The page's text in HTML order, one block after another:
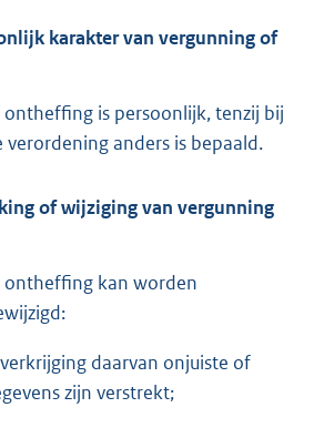
karakter van vergunning of
is persoonlijk, tenzij bij
verordening anders is bepaald.
of wijziging van vergunning
ontheffing kan worden
daarvan onjuiste of
zijn verstrekt;